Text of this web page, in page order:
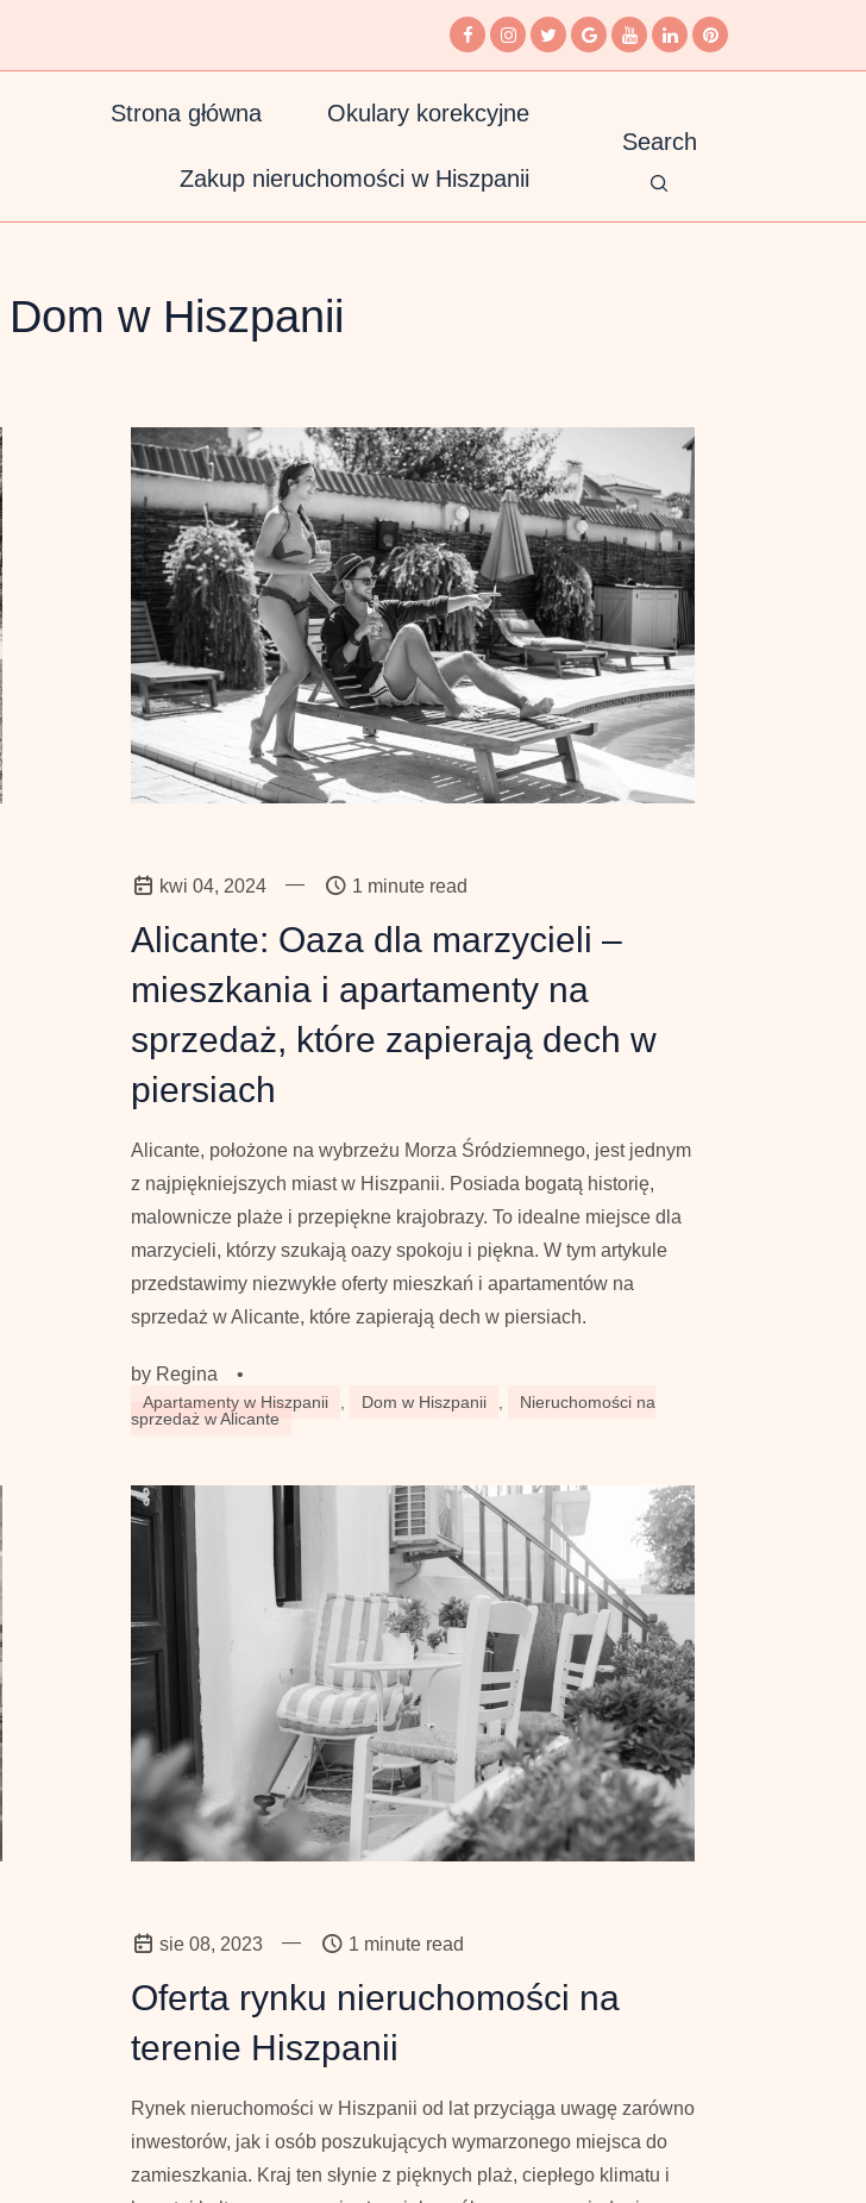
Strona główna Okulary korekcyjne
Zakup nieruchomości w Hiszpanii
Search
Dom w Hiszpanii
kwi 04, 2024 — 1 minute read
Alicante: Oaza dla marzycieli –
mieszkania i apartamenty na
sprzedaż, które zapierają dech w
piersiach
Alicante, położone na wybrzeżu Morza Śródziemnego, jest jednym
z najpiękniejszych miast w Hiszpanii. Posiada bogatą historię,
malownicze plaże i przepiękne krajobrazy. To idealne miejsce dla
marzycieli, którzy szukają oazy spokoju i piękna. W tym artykule
przedstawimy niezwykłe oferty mieszkań i apartamentów na
sprzedaż w Alicante, które zapierają dech w piersiach.
by Regina •
Apartamenty w Hiszpanii Dom w Hiszpanii
Nieruchomości na
sprzedaż w Alicante
sie 08, 2023 — 1 minute read
Oferta rynku nieruchomości na
terenie Hiszpanii
Rynek nieruchomości w Hiszpanii od lat przyciąga uwagę zarówno
inwestorów, jak i osób poszukujących wymarzonego miejsca do
zamieszkania. Kraj ten słynie z pięknych plaż, ciepłego klimatu i